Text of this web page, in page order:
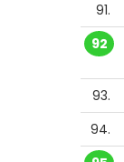
91.
92
93.
94.